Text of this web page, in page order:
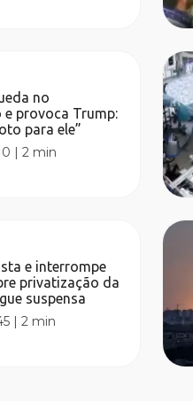
no
provoca Trump:
para ele”
|2 min
e interrompe
privatização da
suspensa
|2 min